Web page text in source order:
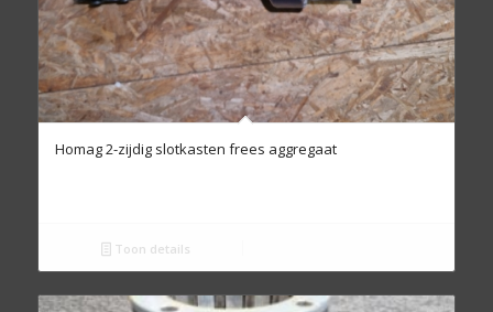
Homag 2-zijdig slotkasten frees aggregaat
Toon details